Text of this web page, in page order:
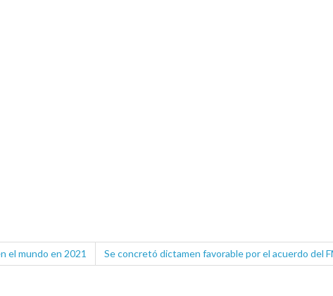
el mundo en 2021 Se concretó dictamen favorable por el acuerdo del